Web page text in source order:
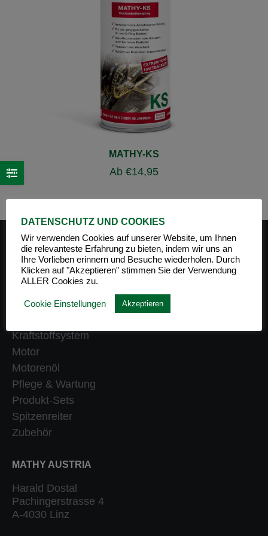
MATHY-KS
Ab €14,95
PRODUKT-KATEGORIEN
Getriebe
Heizung
Kraftstoffsystem
Motor
Motorenöl
Pflege & Wartung
Produkt-Sets
Spitzenreiter
Zubehör
MATHY AUSTRIA
Harald Dostal
Pachingerstrasse 4
A-4030 Linz
DATENSCHUTZ UND COOKIES
Wir verwenden Cookies auf unserer Website, um Ihnen
die relevanteste Erfahrung zu bieten, indem wir uns an
Ihre Vorlieben erinnern und Besuche wiederholen. Durch
Klicken auf "Akzeptieren" stimmen Sie der Verwendung
ALLER Cookies zu.
Cookie Einstellungen Akzeptieren